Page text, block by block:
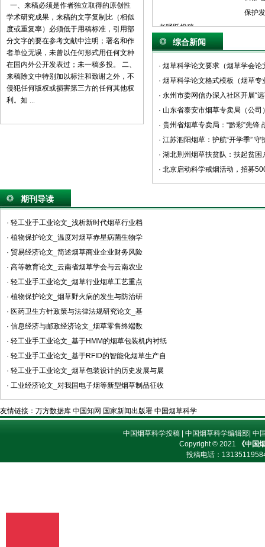
一、来稿必须是作者独立取得的原创性
学术研究成果，来稿的文字复制比（相似
度或重复率）必须低于用稿标准，引用部
分文字的要在参考文献中注明；署名和作
者单位无误，未曾以任何形式用任何文种
在国内外公开发表过；未一稿多投。 二、
来稿除文中特别加以标注和致谢之外，不
侵犯任何版权或损害第三方的任何其他权
利。如 ...
保护
者踊跃投稿。 ...
综合新闻
· 烟草科学论文要求（烟草学会论
· 烟草科学论文格式模板（烟草
· 永州市委网信办深入社区开展“
· 山东省泰安市烟草专卖局（公司
· 贵州省烟草专卖局：“黔彩”先锋
· 江苏泗阳烟草：护航“开学季” 守
· 湖北荆州烟草扶贫队：扶起贫
· 北京启动科学戒烟活动，招募
期刊导读
· 轻工业手工业论文_浅析新时代烟草行业档
· 植物保护论文_温度对烟草赤星病菌生物学
· 贸易经济论文_简述烟草商业企业财务风险
· 高等教育论文_云南省烟草学会与云南农业
· 轻工业手工业论文_烟草行业烟草工艺重点
· 植物保护论文_烟草野火病的发生与防治研
· 医药卫生方针政策与法律法规研究论文_基
· 信息经济与邮政经济论文_烟草零售终端数
· 轻工业手工业论文_基于HMM的烟草包装机内衬纸
· 轻工业手工业论文_基于RFID的智能化烟草生产自
· 轻工业手工业论文_烟草包装设计的历史发展与展
· 工业经济论文_对我国电子烟等新型烟草制品征收
友情链接： 万方数据库 中国知网 国家新闻出版署 中国烟草科学
中国烟草科学投稿| 中国烟草科学编辑部| 中
Copyright © 2021
《中国
投稿电话：